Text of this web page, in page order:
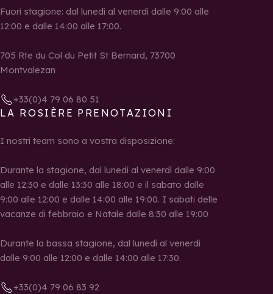
Fuori stagione: dal lunedì al venerdì dalle 9:00 alle
12:00 e dalle 14:00 alle 17:00.
705 Rte du Col du Petit St Bernard, 73700
Montvalezan
+33(0)4 79 06 80 51
LA ROSIÈRE PRENOTAZIONI
I nostri team sono a vostra disposizione:
Durante la stagione, dal lunedì al venerdì dalle 9:00
alle 12:30 e dalle 13:30 alle 18:00 e il sabato dalle
9:00 alle 12:00 e dalle 14:00 alle 19:00. I sabati delle
vacanze di febbraio e Natale dalle 8:30 alle 19:00
Durante la bassa stagione, dal lunedì al venerdì
dalle 9:00 alle 12:00 e dalle 14:00 alle 17:30.
+33(0)4 79 06 83 92